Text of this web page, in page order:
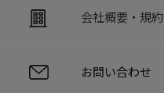
会社概要・規約
お問い合わせ